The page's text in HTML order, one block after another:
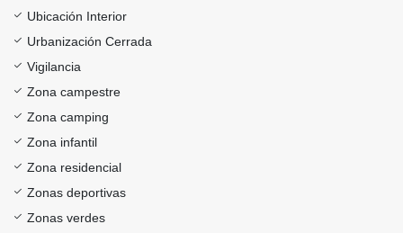
Ubicación Interior
Urbanización Cerrada
Vigilancia
Zona campestre
Zona camping
Zona infantil
Zona residencial
Zonas deportivas
Zonas verdes